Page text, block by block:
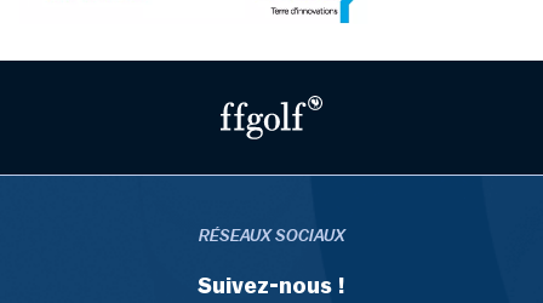
RÉSEAUX SOCIAUX
Suivez-nous !